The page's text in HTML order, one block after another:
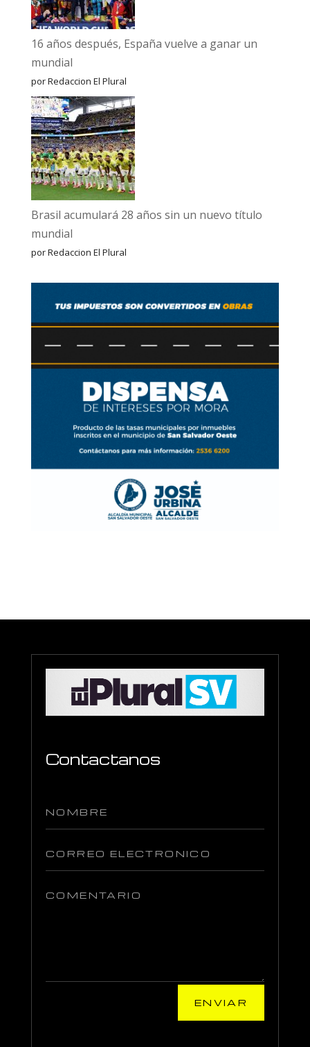
16 años después, España vuelve a ganar un
mundial
por Redaccion El Plural
Brasil acumulará 28 años sin un nuevo título
mundial
por Redaccion El Plural
Contactanos
ENVIAR